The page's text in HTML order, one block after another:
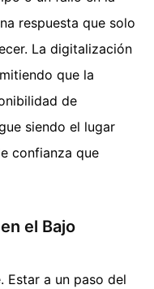
respuesta que solo
La digitalización
que la
de
siendo el lugar
confianza que
el Bajo
Estar a un paso del